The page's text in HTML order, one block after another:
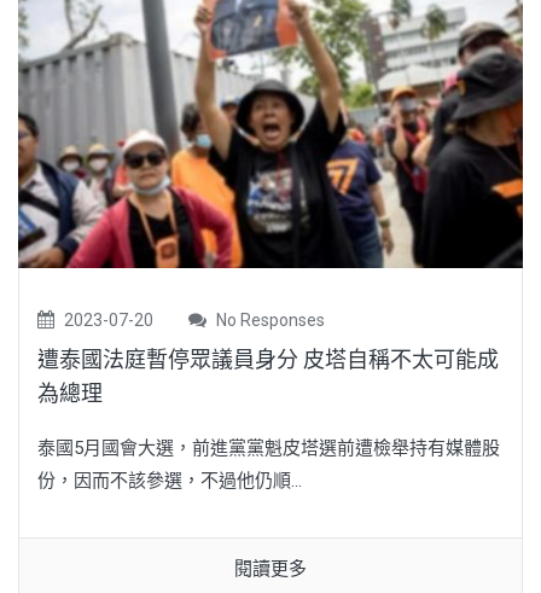
2023-07-20 No Responses
遭泰國法庭暫停眾議員身分 皮塔自稱不太可能成
為總理
泰國5月國會大選，前進黨黨魁皮塔選前遭檢舉持有媒體股
份，因而不該參選，不過他仍順...
閱讀更多